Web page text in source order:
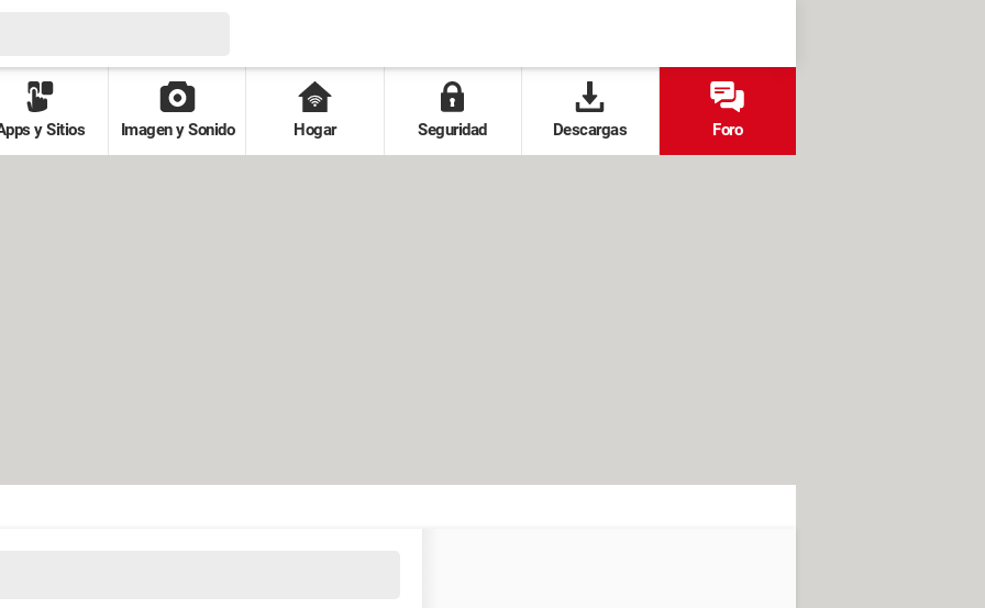
y Sitios Imagen y Sonido Hogar Seguridad Descargas Foro